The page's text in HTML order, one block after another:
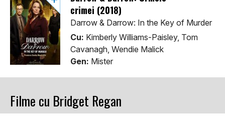
crimei (2018)
Darrow & Darrow: In the Key of Murder
Cu: Kimberly Williams-Paisley, Tom
Cavanagh, Wendie Malick
Gen: Mister
Filme cu Bridget Regan